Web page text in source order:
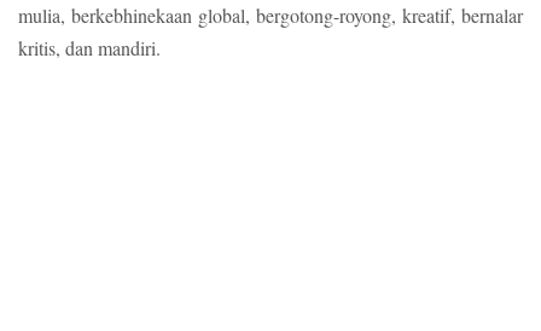
mulia, berkebhinekaan global, bergotong-royong, kreatif, bernalar
kritis, dan mandiri.